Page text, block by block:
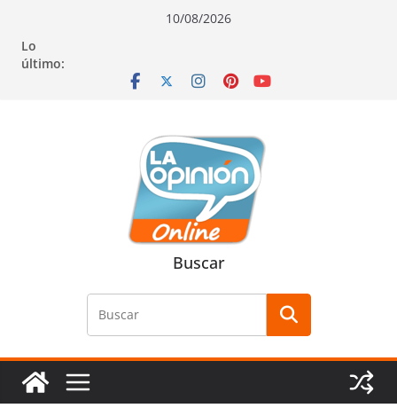
contenido
navegación
contenido
10/08/2026
Lo
último:
Buscar